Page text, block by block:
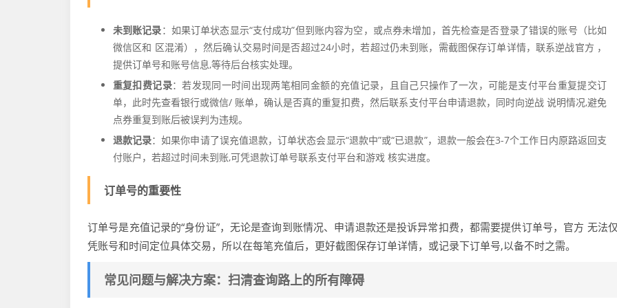
未到账记录：如果订单状态显示“支付成功”但到账内容为空，或点券未增加，首先检查是否登录了错误的账号（比如
微信区和 区混淆），然后确认交易时间是否超过24小时，若超过仍未到账，需截图保存订单详情，联系逆战官方 ，
提供订单号和账号信息,等待后台核实处理。
重复扣费记录：若发现同一时间出现两笔相同金额的充值记录，且自己只操作了一次，可能是支付平台重复提交订
单，此时先查看银行或微信/ 账单，确认是否真的重复扣费，然后联系支付平台申请退款，同时向逆战 说明情况,避免
点券重复到账后被误判为违规。
退款记录：如果你申请了误充值退款，订单状态会显示“退款中”或“已退款”，退款一般会在3-7个工作日内原路返回支
付账户，若超过时间未到账,可凭退款订单号联系支付平台和游戏 核实进度。
订单号的重要性
订单号是充值记录的“身份证”，无论是查询到账情况、申请退款还是投诉异常扣费，都需要提供订单号，官方 无法
凭账号和时间定位具体交易，所以在每笔充值后，更好截图保存订单详情，或记录下订单号,以备不时之需。
常见问题与解决方案：扫清查询路上的所有障碍